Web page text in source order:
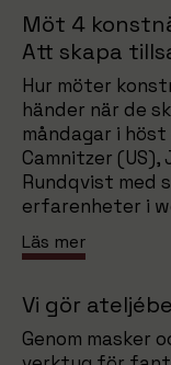
Möt 4
Att skapa
Hur möter
händer när de
måndagar i
Camnitzer (US),
Rundqvist med
erfarenheter i
Läs mer
Vi gör
Genom masker